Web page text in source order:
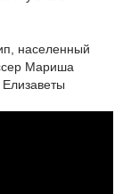
населенный
Мариша